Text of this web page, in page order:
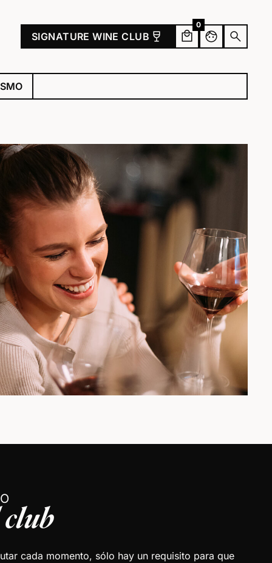
SIGNATURE WINE CLUB wine_bar
0
face search
cada momento, sólo hay un requisito para que